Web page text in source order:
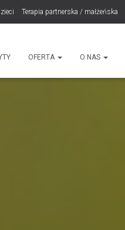
Terapia partnerska / małżeńska
OFERTA O NAS